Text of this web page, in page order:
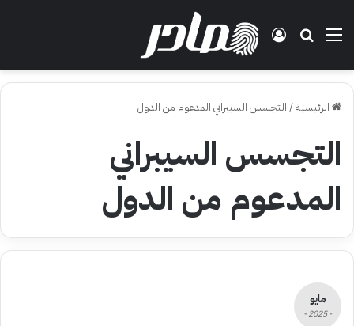
القائمة بحث عنتسجيل الدخول
الرئيسية/ التجسس السيبراني المدعوم من الدول
التجسس السيبراني
المدعوم من الدول
مايو
- 2025 -